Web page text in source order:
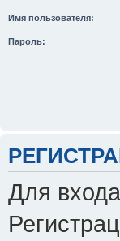
Имя пользователя:
Пароль:
Для